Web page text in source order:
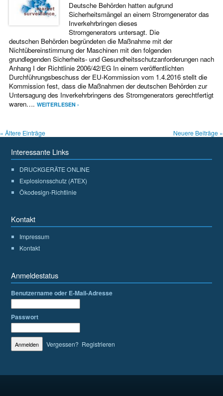
Deutsche Behörden hatten aufgrund
Sicherheitsmängel an einem Stromgenerator das
Inverkehrbringen dieses
Stromgenerators untersagt. Die
deutschen Behörden begründeten die Maßnahme mit der
Nichtübereinstimmung der Maschinen mit den folgenden
grundlegenden Sicherheits- und Gesundheitsschutzanforderungen nach
Anhang I der Richtlinie 2006/42/EG In einem veröffentlichten
Durchführungsbeschuss der EU-Kommission vom 1.4.2016 stellt die
Kommission fest, dass die Maßnahmen der deutschen Behörden zur
Untersagung des Inverkehrbringens des Stromgenerators gerechtfertigt
waren…. WEITERLESEN ›
« Ältere Einträge Neuere Beiträge »
Interessante Links
DRUCKGERÄTE ONLINE
Explosionsschutz (ATEX)
Ökodesign-Richtlinie
Kontakt
Impressum
Kontakt
Anmeldestatus
Benutzername oder E-Mail-Adresse
Passwort
Vergessen? Registrieren